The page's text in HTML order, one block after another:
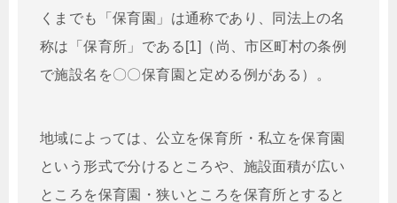
くまでも「保育園」は通称であり、同法上の名
称は「保育所」である[1]（尚、市区町村の条例
で施設名を〇〇保育園と定める例がある）。
地域によっては、公立を保育所・私立を保育園
という形式で分けるところや、施設面積が広い
ところを保育園・狭いところを保育所とすると